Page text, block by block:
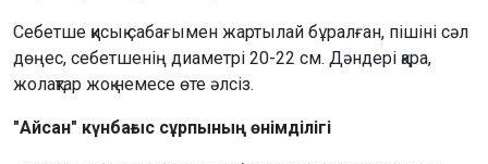
Себетше қисық сабағымен жартылай бұралған, пішіні сәл
дөңес, себетшенің диаметрі 20-22 см. Дәндері қара,
жолақтар жоқ немесе өте әлсіз.
"Айсан" күнбағыс сұрпының өнімділігі